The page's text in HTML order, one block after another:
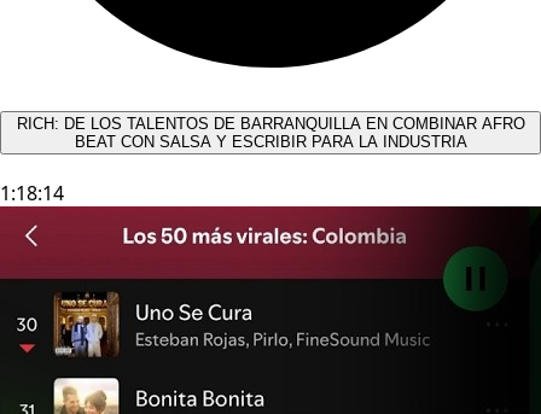
RICH: DE LOS TALENTOS DE BARRANQUILLA EN COMBINAR AFRO
BEAT CON SALSA Y ESCRIBIR PARA LA INDUSTRIA
1:18:14